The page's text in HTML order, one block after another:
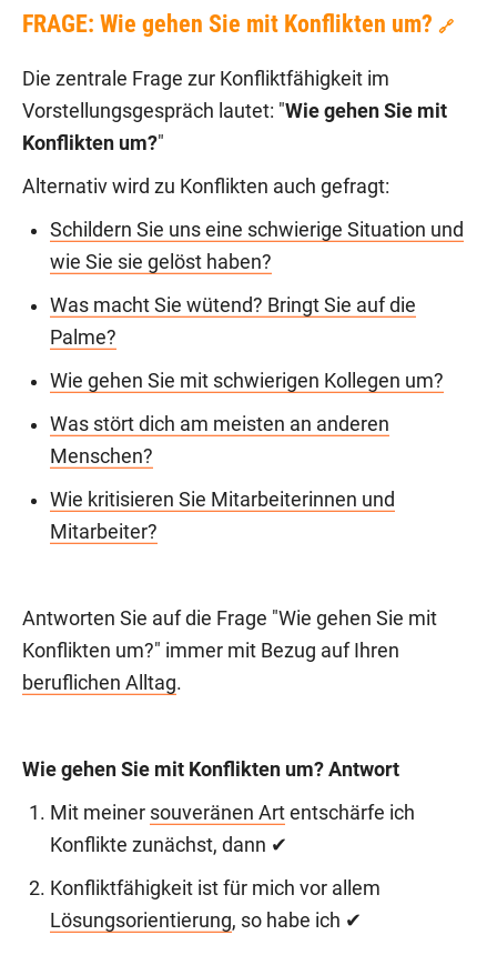
FRAGE: Wie gehen Sie mit Konflikten um? 🔗
Die zentrale Frage zur Konfliktfähigkeit im
Vorstellungsgespräch lautet: "Wie gehen Sie mit
Konflikten um?"
Alternativ wird zu Konflikten auch gefragt:
Schildern Sie uns eine schwierige Situation und
wie Sie sie gelöst haben?
Was macht Sie wütend? Bringt Sie auf die
Palme?
Wie gehen Sie mit schwierigen Kollegen um?
Was stört dich am meisten an anderen
Menschen?
Wie kritisieren Sie Mitarbeiterinnen und
Mitarbeiter?
Antworten Sie auf die Frage "Wie gehen Sie mit
Konflikten um?" immer mit Bezug auf Ihren
beruflichen Alltag.
Wie gehen Sie mit Konflikten um? Antwort
Mit meiner souveränen Art entschärfe ich
Konflikte zunächst, dann ✔
Konfliktfähigkeit ist für mich vor allem
Lösungsorientierung, so habe ich ✔